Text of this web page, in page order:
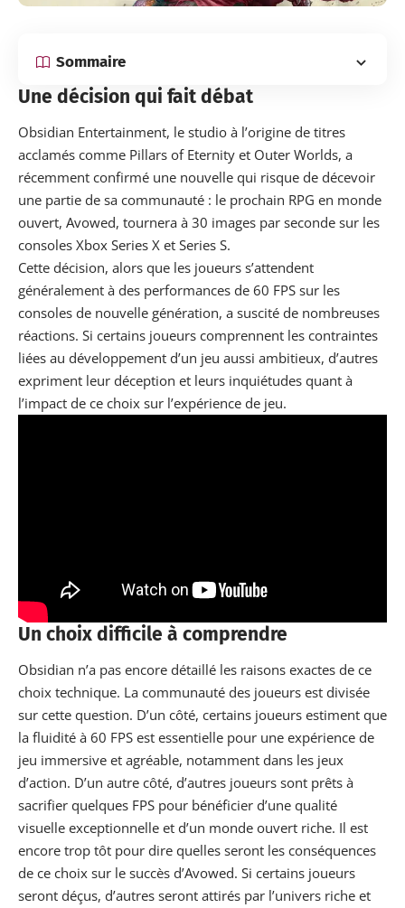
Sommaire
Une décision qui fait débat
Obsidian Entertainment, le studio à l’origine de titres
acclamés comme Pillars of Eternity et Outer Worlds, a
récemment confirmé une nouvelle qui risque de décevoir
une partie de sa communauté : le prochain RPG en monde
ouvert, Avowed, tournera à 30 images par seconde sur les
consoles Xbox Series X et Series S.
Cette décision, alors que les joueurs s’attendent
généralement à des performances de 60 FPS sur les
consoles de nouvelle génération, a suscité de nombreuses
réactions. Si certains joueurs comprennent les contraintes
liées au développement d’un jeu aussi ambitieux, d’autres
expriment leur déception et leurs inquiétudes quant à
l’impact de ce choix sur l’expérience de jeu.
Un choix difficile à comprendre
Obsidian n’a pas encore détaillé les raisons exactes de ce
choix technique. La communauté des joueurs est divisée
sur cette question. D’un côté, certains joueurs estiment que
la fluidité à 60 FPS est essentielle pour une expérience de
jeu immersive et agréable, notamment dans les jeux
d’action. D’un autre côté, d’autres joueurs sont prêts à
sacrifier quelques FPS pour bénéficier d’une qualité
visuelle exceptionnelle et d’un monde ouvert riche. Il est
encore trop tôt pour dire quelles seront les conséquences
de ce choix sur le succès d’Avowed. Si certains joueurs
seront déçus, d’autres seront attirés par l’univers riche et